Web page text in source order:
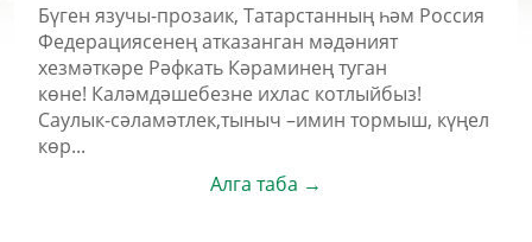
Бүген язучы-прозаик, Татарстанның һәм Россия
Федерациясенең атказанган мәдәният
хезмәткәре Рәфкать Кәраминең туган
көне! Каләмдәшебезне ихлас котлыйбыз!
Саулык-сәламәтлек,тыныч –имин тормыш, күңел
көр...
Алга таба →